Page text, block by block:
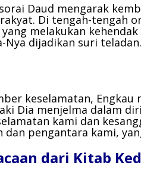
Daud mengarak
Di tengah-tengah
melakukan
Nya dijadikan suri
keselamatan, Engkau
Dia menjelma dalam
kami dan
dan pengantara kami,
dari Kitab